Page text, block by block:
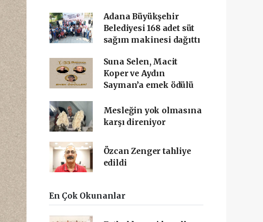
Adana Büyükşehir
Belediyesi 168 adet süt
sağım makinesi dağıttı
Suna Selen, Macit
Koper ve Aydın
Sayman’a emek ödülü
Mesleğin yok olmasına
karşı direniyor
Özcan Zenger tahliye
edildi
En Çok Okunanlar